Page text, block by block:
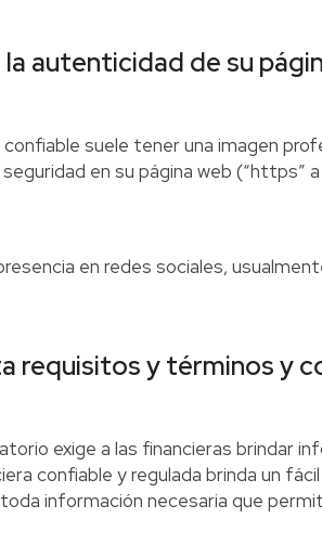
la autenticidad de su
confiable suele tener una imagen
en su página web (“https”
en redes sociales,
requisitos y términos y
exige a las financieras brindar
confiable y regulada brinda un
información necesaria que